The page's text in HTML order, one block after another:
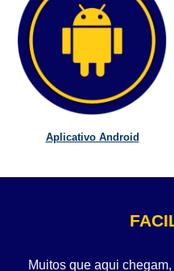
Aplicativo Android
Muitos que aqui